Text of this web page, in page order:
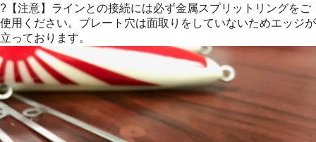
?【注意】ラインとの接続には必ず金属スプリットリングをご
使用ください。プレート穴は面取りをしていないためエッジが
立っております。